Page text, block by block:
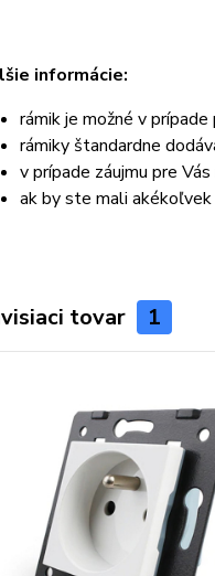
informácie:
rámik je možné v
rámiky štandardne
v prípade záujmu pre
ak by ste mali
tovar 1